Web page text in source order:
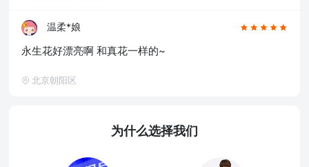
温柔*娘
永生花好漂亮啊 和真花一样的~
北京朝阳区
为什么选择我们